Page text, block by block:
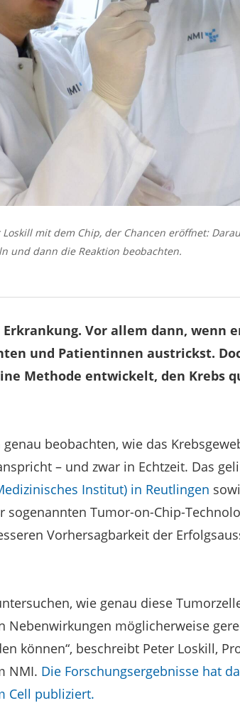
mit dem Chip, der Chancen eröffnet:
und dann die Reaktion beobachten.
Vor allem dann, wenn
und Patientinnen austrickst.
Methode entwickelt, den Krebs
beobachten, wie das
– und zwar in Echtzeit. Das
Institut) in Reutlingen
Tumor-on-Chip-
Vorhersagbarkeit der
wie genau diese
Nebenwirkungen möglicherweise
können“, beschreibt Peter Loskill,
NMI. Die Forschungsergebnisse hat
Cell publiziert.